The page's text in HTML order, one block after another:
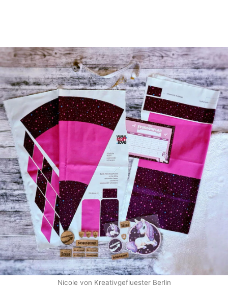
Nicole von Kreativgefluester Berlin